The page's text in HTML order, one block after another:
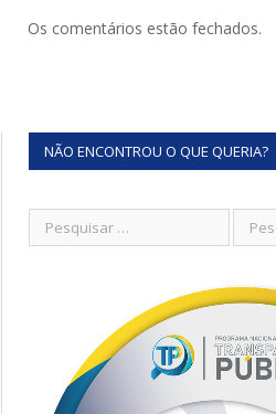
Os comentários estão fechados.
NÃO ENCONTROU O QUE QUERIA?